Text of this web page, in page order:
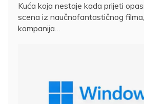
Kuća koja nestaje kada prijeti
scena iz naučnofantastičnog
kompanija…